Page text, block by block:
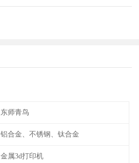
东师青鸟
铝合金、不锈钢、钛合金
金属3d打印机